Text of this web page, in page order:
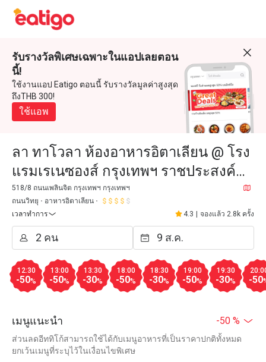
รับรางวัลพิเศษเฉพาะในแอปเลยตอน
นี้!
ใช้งานแอป Eatigo ตอนนี้ รับรางวัลมูลค่าสูงสุด
ถึงTHB 300!
ใช้แอพ
ลา ทาโวลา ห้องอาหารอิตาเลียน @ โรง
แรมเรเนซองส์ กรุงเทพฯ ราชประสงค์
(La Tavola @Renaissance Bangkok
Ratchaprasong Hotel)
518/8 ถนนเพลินจิต กรุงเทพฯ กรุงเทพฯ
ถนนวิทยุ
อาหารอิตาเลียน
เวลาทำการ
4.3 จองแล้ว 2.8k ครั้ง
12:30
-50%
13:00
-50%
13:30
-30%
18:00
-50%
18:30
-30%
19:00
-50%
19:30
-30% -50
เมนูแนะนำ -50 %
ส่วนลดอีททิโก้สามารถใช้ได้กับเมนูอาหารที่เป็นราคาปกติทั้งหมด
ยกเว้นเมนูที่ระบุไว้ในเงื่อนไขพิเศษ